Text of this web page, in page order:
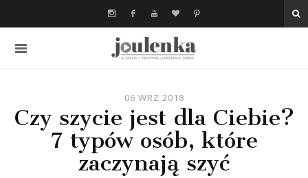
06 WRZ 2018
Czy szycie jest dla Ciebie?
7 typów osób, które
zaczynają szyć